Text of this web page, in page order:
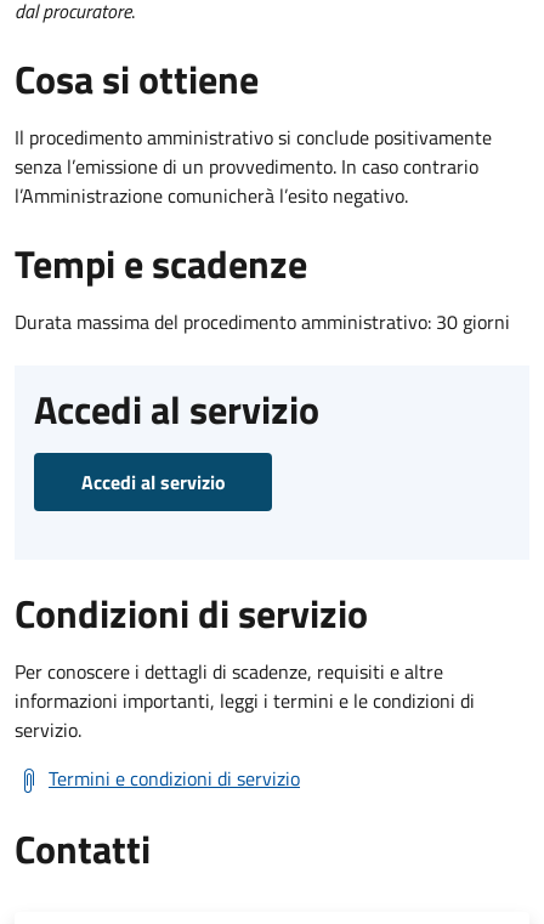
dal procuratore.
Cosa si ottiene
Il procedimento amministrativo si conclude positivamente
senza l’emissione di un provvedimento. In caso contrario
l’Amministrazione comunicherà l’esito negativo.
Tempi e scadenze
Durata massima del procedimento amministrativo: 30 giorni
Accedi al servizio
Accedi al servizio
Condizioni di servizio
Per conoscere i dettagli di scadenze, requisiti e altre
informazioni importanti, leggi i termini e le condizioni di
servizio.
Termini e condizioni di servizio
Contatti